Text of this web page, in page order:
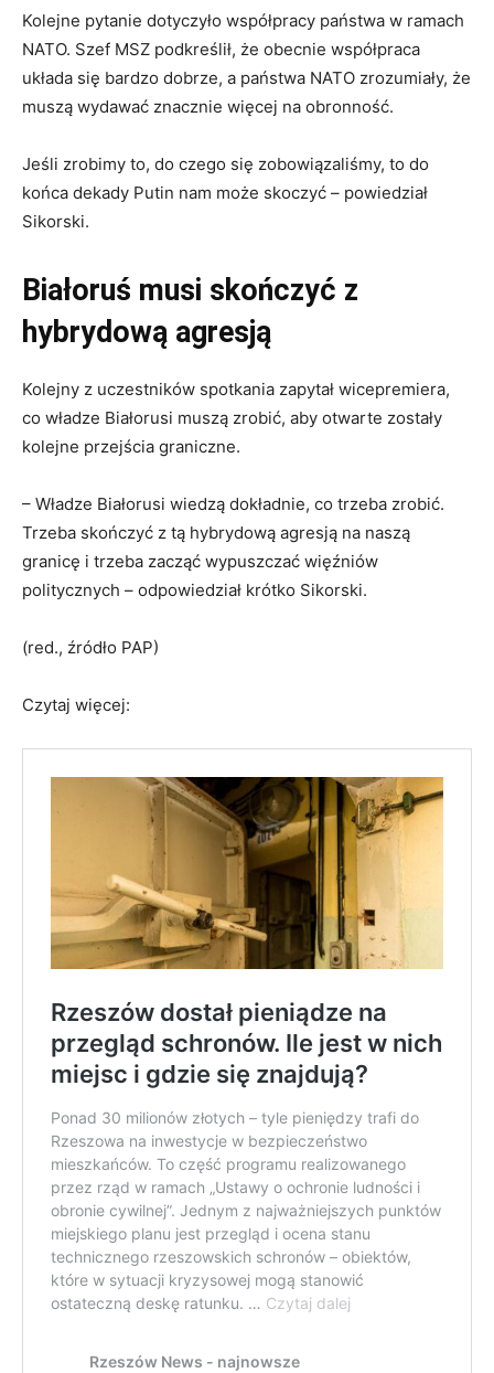
Kolejne pytanie dotyczyło współpracy państwa w ramach
NATO. Szef MSZ podkreślił, że obecnie współpraca
układa się bardzo dobrze, a państwa NATO zrozumiały, że
muszą wydawać znacznie więcej na obronność.
Jeśli zrobimy to, do czego się zobowiązaliśmy, to do
końca dekady Putin nam może skoczyć – powiedział
Sikorski.
Białoruś musi skończyć z
hybrydową agresją
Kolejny z uczestników spotkania zapytał wicepremiera,
co władze Białorusi muszą zrobić, aby otwarte zostały
kolejne przejścia graniczne.
– Władze Białorusi wiedzą dokładnie, co trzeba zrobić.
Trzeba skończyć z tą hybrydową agresją na naszą
granicę i trzeba zacząć wypuszczać więźniów
politycznych – odpowiedział krótko Sikorski.
(red., źródło PAP)
Czytaj więcej: